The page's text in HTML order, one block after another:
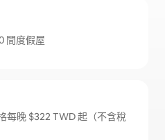
間度假屋
每晚 $322 TWD 起（不含稅